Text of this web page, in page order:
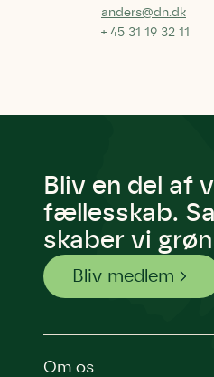
anders@dn.dk
+ 45 31 19 32 11
Bliv en del af
fællesskab.
skaber vi
Bliv medlem
Om os